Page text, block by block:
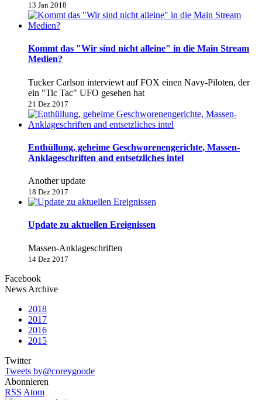
13 Jan 2018
Kommt das "Wir sind nicht alleine" in die Main Stream
Medien?
Tucker Carlson interviewt auf FOX einen Navy-Piloten, der
ein "Tic Tac" UFO gesehen hat
21 Dez 2017
Enthüllung, geheime Geschworenengerichte, Massen-
Anklageschriften and entsetzliches intel
Another update
18 Dez 2017
Update zu aktuellen Ereignissen
Massen-Anklageschriften
14 Dez 2017
Facebook
News Archive
2018
2017
2016
2015
Twitter
Tweets by@coreygoode
Abonnieren
RSS Atom